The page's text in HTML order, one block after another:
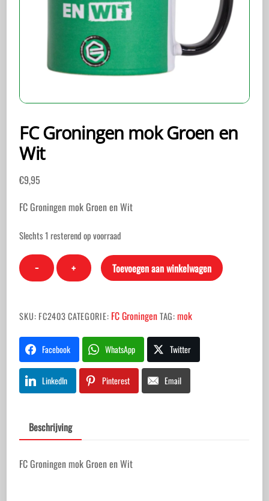
FC Groningen mok Groen en
Wit
€9,95
FC Groningen mok Groen en Wit
Slechts 1 resterend op voorraad
−
FC
Groningen
en
Wit
aantal
+ Toevoegen aan winkelwagen
SKU: FC2403CATEGORIE: FC GroningenTAG:mok
Facebook WhatsApp Twitter
LinkedIn Pinterest Email
Beschrijving
FC Groningen mok Groen en Wit